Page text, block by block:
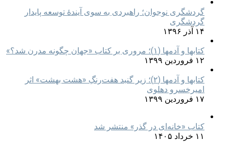
گردشگری نوجوان؛ راهبردی به سوی آیندۀ توسعه پایدار
گردشگری
۱۴ آذر ۱۳۹۶
کتابها و آدمها (۱)؛ مروری بر کتاب «جهان چگونه مدرن شد؟»
۱۲ فروردین ۱۳۹۹
کتابها و آدمها (۲)؛ زیر گنبد هفت‌رنگِ «هشت بهشت» اثر
امیرخسرو دهلوی
۱۷ فروردین ۱۳۹۹
کتاب «خانه‌ای در گذر» منتشر شد
۱۱ خرداد ۱۴۰۵